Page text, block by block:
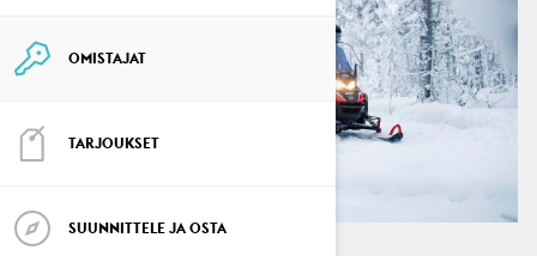
OMISTAJAT
TARJOUKSET
SUUNNITTELE JA OSTA